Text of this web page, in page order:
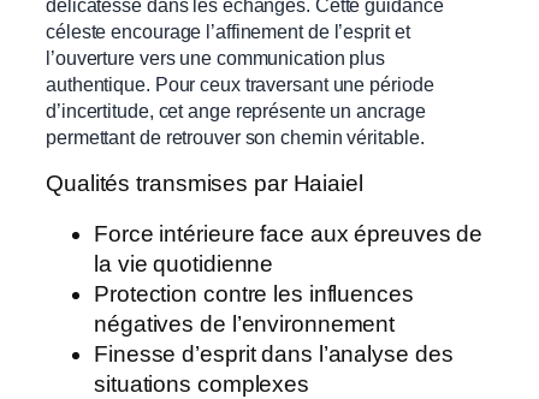
céleste encourage l’affinement de l’esprit et
l’ouverture vers une communication plus
authentique. Pour ceux traversant une période
d’incertitude, cet ange représente un ancrage
permettant de retrouver son chemin véritable.
Qualités transmises par Haiaiel
Force intérieure face aux épreuves de
la vie quotidienne
Protection contre les influences
négatives de l’environnement
Finesse d’esprit dans l’analyse des
situations complexes